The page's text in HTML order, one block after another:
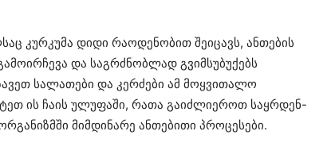
კურკუმა დიდი რაოდენობით შეიცავს, ანთების
და საგრძნობლად გვიმსუბუქებს
სალათები და კერძები ამ მოყვითალო
ის ჩაის ულუფაში, რათა გაიძლიეროთ საყრდენ-
მიმდინარე ანთებითი პროცესები.